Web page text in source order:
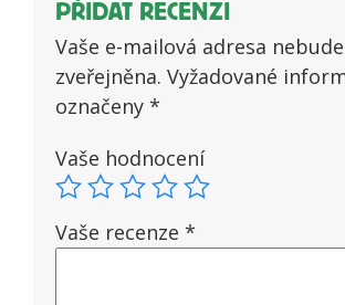
PŘIDAT RECENZI
Vaše e-mailová adresa nebude
zveřejněna. Vyžadované
označeny *
Vaše hodnocení
Vaše recenze *